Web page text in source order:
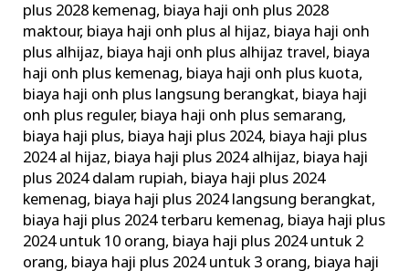
plus 2028 kemenag, biaya haji onh plus 2028
maktour, biaya haji onh plus al hijaz, biaya haji onh
plus alhijaz, biaya haji onh plus alhijaz travel, biaya
haji onh plus kemenag, biaya haji onh plus kuota,
biaya haji onh plus langsung berangkat, biaya haji
onh plus reguler, biaya haji onh plus semarang,
biaya haji plus, biaya haji plus 2024, biaya haji plus
2024 al hijaz, biaya haji plus 2024 alhijaz, biaya haji
plus 2024 dalam rupiah, biaya haji plus 2024
kemenag, biaya haji plus 2024 langsung berangkat,
biaya haji plus 2024 terbaru kemenag, biaya haji plus
2024 untuk 10 orang, biaya haji plus 2024 untuk 2
orang, biaya haji plus 2024 untuk 3 orang, biaya haji